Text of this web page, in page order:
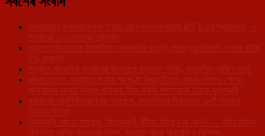
আগরতলার জনসমাবেশকে সামনে রেখে জগবন্ধুপাড়ায় IPFT-এর প্রচারসভা, ৭
পরিবারের ১৭ ভোটারের যোগদান
প্রকাশ্য দিবালোকে সিসিটিভির নজরদারির মধ্যেই গন্ডাছড়ায় বিজেপি নেতার বাইক
চুরি, চাঞ্চল্য
সাব্রুমে সাংবাদিক সংগঠনের উদ্যোগে রক্তদান শিবির, প্রকাশিত ‘দক্ষিণ বার্তা’
রবিবার এলেই খোয়াইয়ে ঘণ্টার পর ঘণ্টা বিদ্যুৎহীনতা, বাড়তি বিলেও ক্ষোভ!
জনরোষের আবহে বিদ্যুৎ পরিষেবা নিয়ে জরুরি পর্যালোচনা বৈঠকে মুখ্যমন্ত্রী
কৃষকদের আধুনিকীকরণে বড় পদক্ষেপ, কল্যাণপুরে বিনামূল্যে ৩৮টি পাওয়ার
উইডার বিতরণ
‘কৃষিমন্ত্রী ক্ষেতে নামছেন, বিদ্যুৎমন্ত্রী খুঁটিতে উঠছেন না কেন?’— বর্ধিত বিদ্যুৎ
বিল নিয়ে মানিক সরকারের কটাক্ষ, মনুঘাটে সড়ক অবরোধ ও বিক্ষোভ